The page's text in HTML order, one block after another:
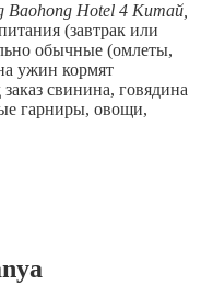
Baohong Hotel 4 Китай,
(завтрак или
обычные (омлеты,
ужин кормят
свинина, говядина
гарниры, овощи,